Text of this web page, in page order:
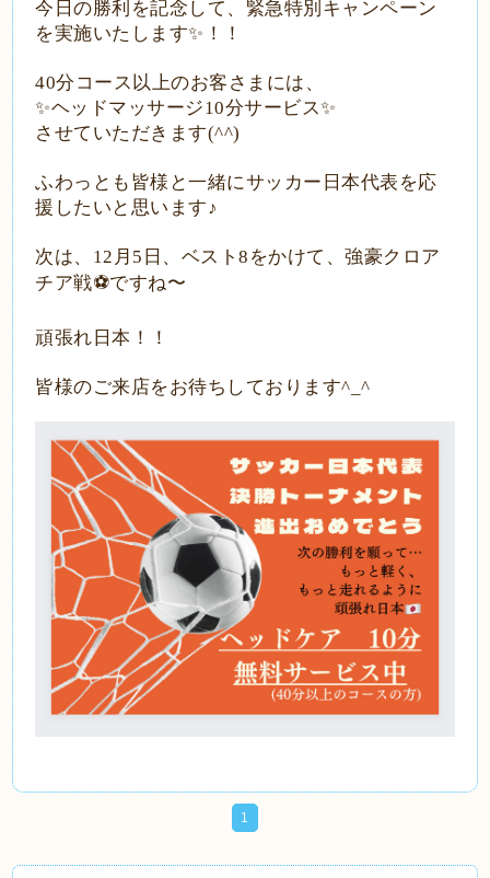
今日の勝利を記念して、緊急特別キャンペーン
を実施いたします✨ ！！
40分コース以上のお客さまには、
✨ヘッドマッサージ10分サービス✨
させていただきます(^^)
ふわっとも皆様と一緒にサッカー日本代表を応
援したいと思います♪
次は、 12 月 5 日 、ベスト8 をかけて、強豪クロア
チア戦⚽️ですね〜
頑張れ日本！！
皆様のご来店をお待ちしております^_^
1